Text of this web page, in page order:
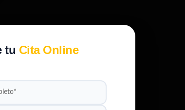
tu Cita Online